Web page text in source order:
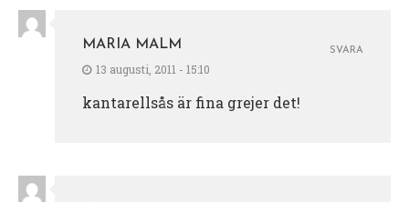
MARIA MALM
13 augusti, 2011 - 15:10
kantarellsås är fina grejer det!
SVARA